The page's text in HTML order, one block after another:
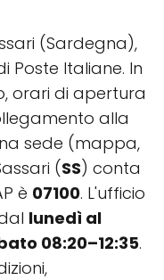
(Sardegna),
Poste Italiane. In
orari di apertura
alla
sede (mappa,
(SS) conta
è 07100. L'ufficio
lunedì al
08:20–12:35.